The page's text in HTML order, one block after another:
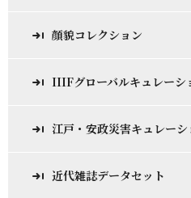
顔貌コレクション
IIIFグローバルキュレーシ
江戸・安政災害キュレーシ
近代雑誌データセット